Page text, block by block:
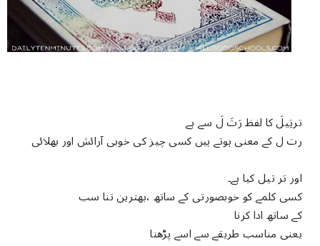
ترتِیلَ کا لفظ رَتَ لَ سے ہے
رت ل کے معنی ہوتے ہیں کسی چیز کی خوبی آرائش اور بھلائی
اور تر تیل کیا ہے۔
کسی کلمے کو خوبصورتی کے ساتھ ،بھترین تنا سب
کے ساتھ ادا کرنا
یعنی مناسب طریقے سے اسے پڑھنا